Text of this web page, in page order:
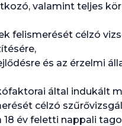
valamint teljes
felismerését célzó
és az érzelmi
által indukált
célzó
18 év feletti nappali